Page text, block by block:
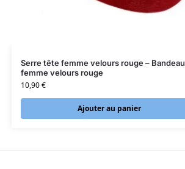
Serre tête femme velours rouge – Bandeau
femme velours rouge
10,90€
Ajouter au panier